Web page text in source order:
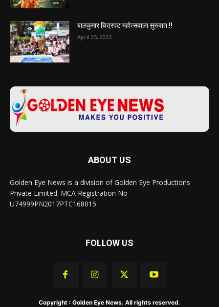
बालकुमार चित्रपट महोत्सवाला सुरुवात !!
April 25, 2025
ABOUT US
Golden Eye News is a division of Golden Eye Productions
Private Limited. MCA Registration No –
U74999PN2017PTC168015
FOLLOW US
Copyright : Golden Eye News. All rights reserved.